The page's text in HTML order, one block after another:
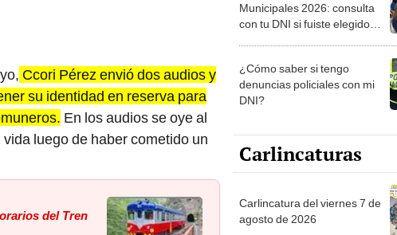
Ccori Pérez envió dos audios y
su identidad en reserva para
En los audios se oye al
luego de haber cometido un
del Tren
Municipales 2026: consulta
con tu DNI si fuiste elegido
la ONPE
¿Cómo saber si tengo
denuncias policiales con mi
DNI?
Carlincaturas
Carlincatura del viernes 7 de
agosto de 2026